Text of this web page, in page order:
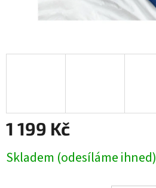
1 199 Kč
cena:
Skladem (odesíláme ihned)